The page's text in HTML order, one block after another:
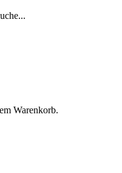
Warenkorb.